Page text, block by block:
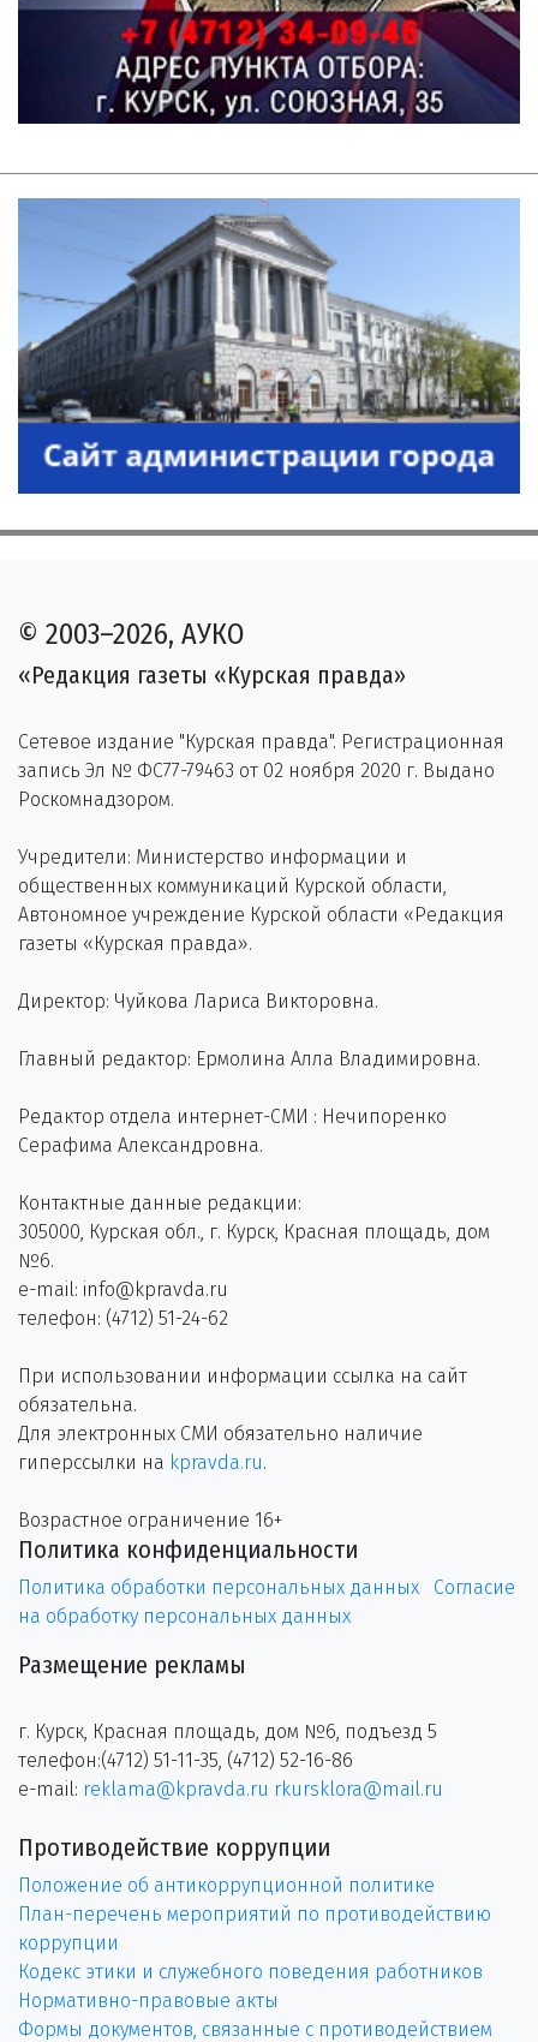
© 2003–2026, АУКО
«Редакция газеты «Курская правда»
Сетевое издание "Курская правда". Регистрационная
запись Эл № ФС77-79463 от 02 ноября 2020 г. Выдано
Роскомнадзором.
Учредители: Министерство информации и
общественных коммуникаций Курской области,
Автономное учреждение Курской области «Редакция
газеты «Курская правда».
Директор: Чуйкова Лариса Викторовна.
Главный редактор: Ермолина Алла Владимировна.
Редактор отдела интернет-СМИ : Нечипоренко
Серафима Александровна.
Контактные данные редакции:
305000, Курская обл., г. Курск, Красная площадь, дом
№6.
e-mail: info@kpravda.ru
телефон: (4712) 51-24-62
При использовании информации ссылка на сайт
обязательна.
Для электронных СМИ обязательно наличие
гиперссылки на kpravda.ru.
Возрастное ограничение 16+
Политика конфиденциальности
Политика обработки персональных данных
Согласие
на обработку персональных данных
Размещение рекламы
г. Курск, Красная площадь, дом №6, подъезд 5
телефон:(4712) 51-11-35, (4712) 52-16-86
e-mail: reklama@kpravda.ru rkursklora@mail.ru
Противодействие коррупции
Положение об антикоррупционной политике
План-перечень мероприятий по противодействию
коррупции
Кодекс этики и служебного поведения работников
Нормативно-правовые акты
Формы документов, связанные с противодействием